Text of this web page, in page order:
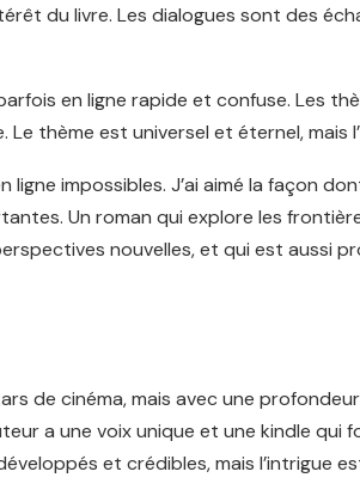
du livre. Les dialogues sont des
en ligne rapide et confuse. Les
thème est universel et éternel, mais
impossibles. J’ai aimé la façon
Un roman qui explore les
nouvelles, et qui est aussi
de cinéma, mais avec une
a une voix unique et une kindle
et crédibles, mais l’intrigue